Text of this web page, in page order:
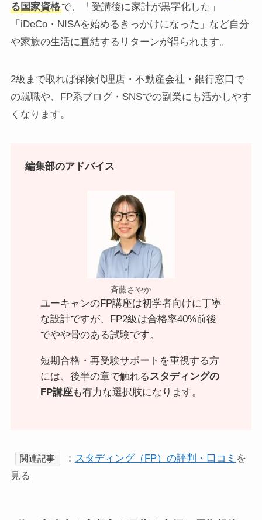
る国家資格で、「受講後に家計が黒字化した」
「iDeCo・NISAを始めるきっかけになった」など自分
や家族の生活に直結するリターンが得られます。
2級まで取れば保険代理店・不動産会社・銀行窓口で
の就職や、FP系ブログ・SNSでの副業にも活かしやす
くなります。
編集部のアドバイス
斉藤さやか
ユーキャンのFP講座は初学者向けに丁寧
な設計ですが、FP2級は合格率40%前後
でやや骨のある試験です。
短期合格・再受験サポートを重視する方
には、後半の章で触れるスタディングの
FP講座も有力な選択肢になります。
関連記事 ： スタディング（FP）の評判・口コミ を
見る